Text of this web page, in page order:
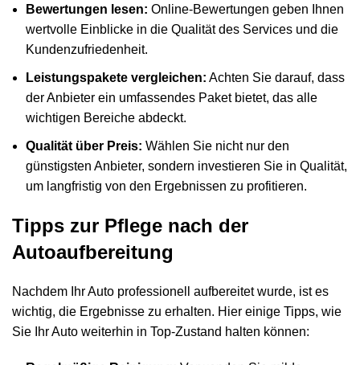
Bewertungen lesen: Online-Bewertungen geben Ihnen
wertvolle Einblicke in die Qualität des Services und die
Kundenzufriedenheit.
Leistungspakete vergleichen: Achten Sie darauf, dass
der Anbieter ein umfassendes Paket bietet, das alle
wichtigen Bereiche abdeckt.
Qualität über Preis: Wählen Sie nicht nur den
günstigsten Anbieter, sondern investieren Sie in Qualität,
um langfristig von den Ergebnissen zu profitieren.
Tipps zur Pflege nach der
Autoaufbereitung
Nachdem Ihr Auto professionell aufbereitet wurde, ist es
wichtig, die Ergebnisse zu erhalten. Hier einige Tipps, wie
Sie Ihr Auto weiterhin in Top-Zustand halten können: